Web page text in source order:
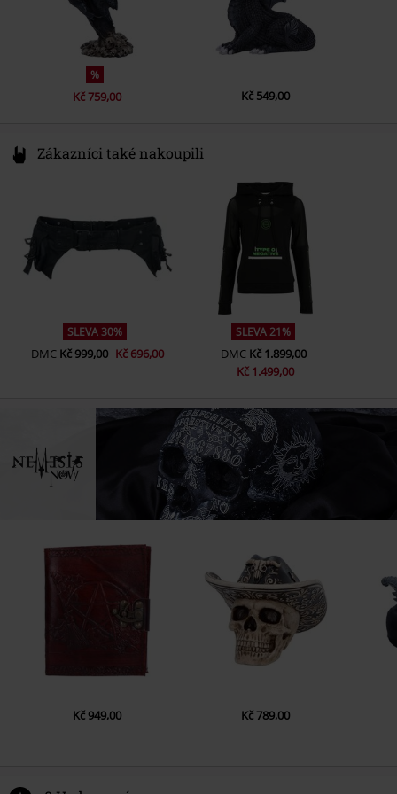
%
Kč 759,00 Kč 549,00
Zákazníci také nakoupili
SLEVA 30%
DMCKč 999,00 Kč 696,00
SLEVA 21%
DMCKč 1.899,00
Kč 1.499,00
Kč 949,00 Kč 789,00